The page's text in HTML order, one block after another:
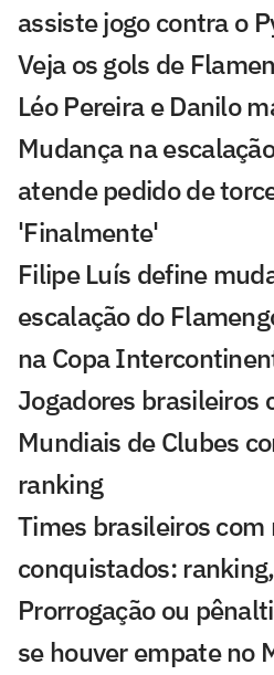
assiste jogo contra o
Veja os gols de
Léo Pereira e Danilo
Mudança na
atende pedido de
'Finalmente'
Filipe Luís define
escalação do
na Copa
Jogadores brasileiros
Mundiais de Clubes
ranking
Times brasileiros
conquistados:
Prorrogação ou
se houver empate no